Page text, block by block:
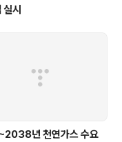
실시
년 천연가스 수요